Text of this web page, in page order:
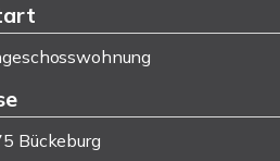
Bückeburg